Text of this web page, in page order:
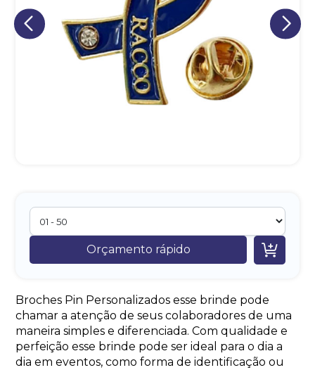
Orçamento rápido 
Broches Pin Personalizados esse brinde pode
chamar a atenção de seus colaboradores de uma
maneira simples e diferenciada. Com qualidade e
perfeição esse brinde pode ser ideal para o dia a
dia em eventos, como forma de identificação ou
Iniciar conversa